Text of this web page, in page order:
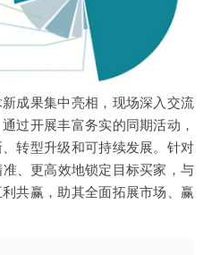
成果集中亮相，现场深入交流
过开展丰富务实的同期活动，
转型升级和可持续发展。针对
、更高效地锁定目标买家，与
共赢，助其全面拓展市场、赢